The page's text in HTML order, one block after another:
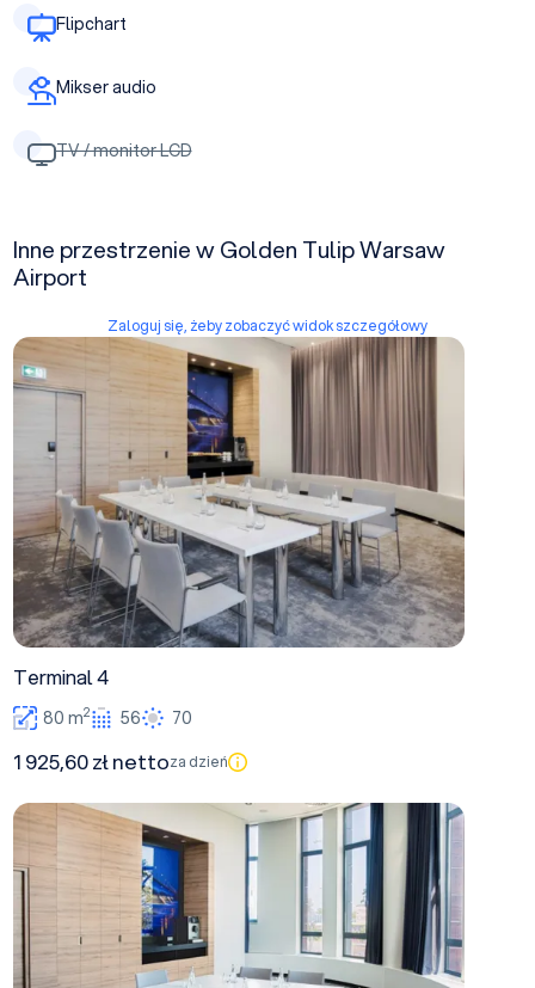
Flipchart
Mikser audio
TV / monitor LCD
Inne przestrzenie w Golden Tulip Warsaw
Airport
Zaloguj się, żeby zobaczyć widok szczegółowy
Terminal 4
Terminal 4
80 m2 56 70
1 925,60 zł nettoza dzień
Terminal 3